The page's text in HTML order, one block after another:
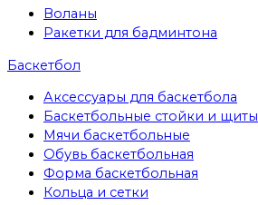
Воланы
Ракетки для бадминтона
Баскетбол
Аксессуары для баскетбола
Баскетбольные стойки и щиты
Мячи баскетбольные
Обувь баскетбольная
Форма баскетбольная
Кольца и сетки